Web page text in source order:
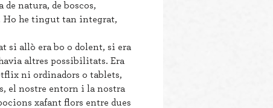
de natura, de boscos,
Ho he tingut tan integrat,
si allò era bo o dolent, si era
altres possibilitats. Era
ni ordinadors o tablets,
el nostre entorn i la nostra
xafant flors entre dues